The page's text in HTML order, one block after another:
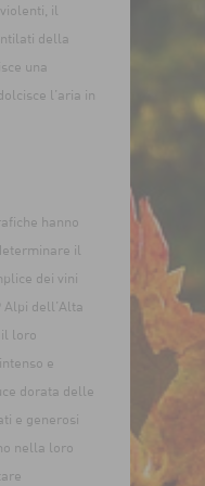
il
della
una
l’aria in
hanno
il
dei vini
Alpi dell’Alta
loro
e
dorata delle
e generosi
nella loro